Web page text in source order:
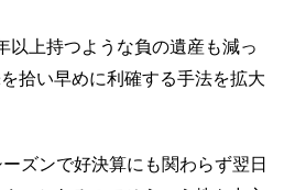
以上持つような負の遺産も減っ
拾い早めに利確する手法を拡大
ズンで好決算にも関わらず翌日